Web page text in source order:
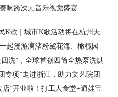
响跨次元音乐视觉盛宴
K歌｜城市K歌活动将在杭州天
起漫游漓渚粉黛花海、橄榄园
洗”，全球首创四筒全热泵洗烘
专项”走进浙江，助力文艺院团
”开业啦！打工人食堂+遛娃宝